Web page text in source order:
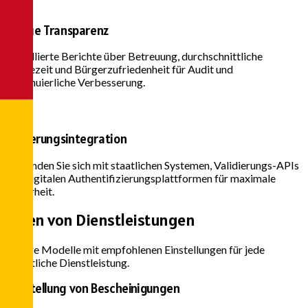
Völlige Transparenz
Detaillierte Berichte über Betreuung, durchschnittliche
Wartezeit und Bürgerzufriedenheit für Audit und
kontinuierliche Verbesserung.
Regierungsintegration
Verbinden Sie sich mit staatlichen Systemen, Validierungs-APIs
und digitalen Authentifizierungsplattformen für maximale
Sicherheit.
Arten von Dienstleistungen
Fertige Modelle mit empfohlenen Einstellungen für jede
öffentliche Dienstleistung.
Ausstellung von Bescheinigungen